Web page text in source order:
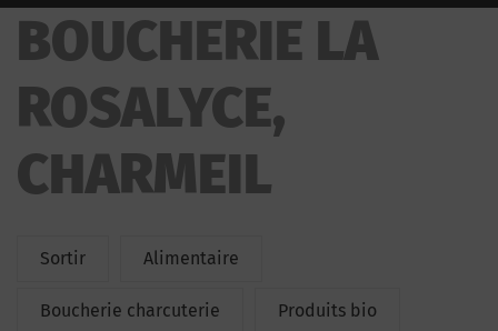
BOUCHERIE LA
ROSALYCE,
CHARMEIL
Sortir Alimentaire
Boucherie charcuterie Produits bio